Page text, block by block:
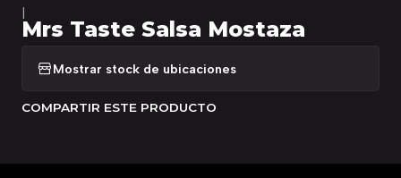
Mrs Taste Salsa Mostaza
Mostrar stock de ubicaciones
COMPARTIR ESTE PRODUCTO